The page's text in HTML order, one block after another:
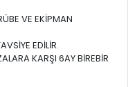
VE EKİPMAN
EDİLİR.
KARŞI 6AY BİREBİR